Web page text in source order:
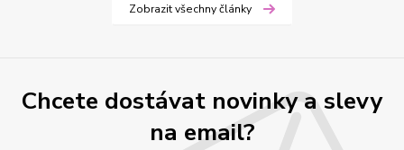
Zobrazit všechny články
Chcete dostávat novinky a slevy
na email?